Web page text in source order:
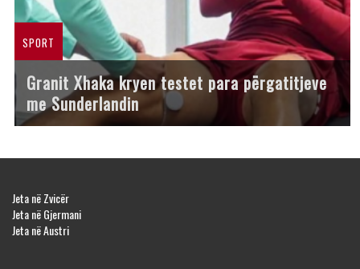
SPORT
Granit Xhaka kryen testet para përgatitjeve
me Sunderlandin
Jeta në Zvicër
Jeta në Gjermani
Jeta në Austri